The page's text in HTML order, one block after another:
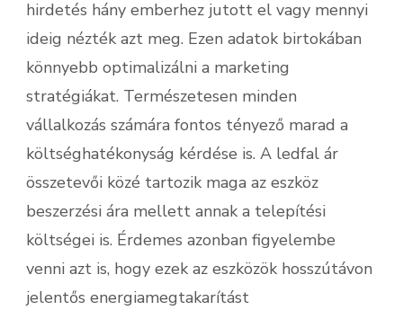
hirdetés hány emberhez jutott el vagy mennyi
ideig nézték azt meg. Ezen adatok birtokában
könnyebb optimalizálni a marketing
stratégiákat. Természetesen minden
vállalkozás számára fontos tényező marad a
költséghatékonyság kérdése is. A ledfal ár
összetevői közé tartozik maga az eszköz
beszerzési ára mellett annak a telepítési
költségei is. Érdemes azonban figyelembe
venni azt is, hogy ezek az eszközök hosszútávon
jelentős energiamegtakarítást